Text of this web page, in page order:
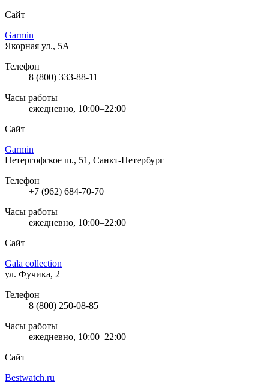
Сайт
Garmin
Якорная ул., 5А
Телефон
8 (800) 333-88-11
Часы работы
ежедневно, 10:00–22:00
Сайт
Garmin
Петергофское ш., 51, Санкт-Петербург
Телефон
+7 (962) 684-70-70
Часы работы
ежедневно, 10:00–22:00
Сайт
Gala collection
ул. Фучика, 2
Телефон
8 (800) 250-08-85
Часы работы
ежедневно, 10:00–22:00
Сайт
Bestwatch.ru